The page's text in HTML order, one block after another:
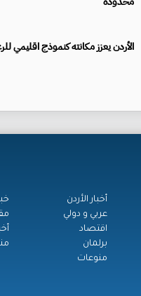
الأردن يعزز مكانته كنموذج اقليمي
أخبار الأردن
عربي و دولي
اقتصاد
برلمان
منوعات